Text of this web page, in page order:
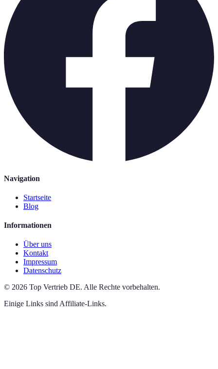
Navigation
Startseite
Blog
Informationen
Über uns
Kontakt
Impressum
Datenschutz
© 2026 Top Vertrieb DE. Alle Rechte vorbehalten.
Einige Links sind Affiliate-Links.